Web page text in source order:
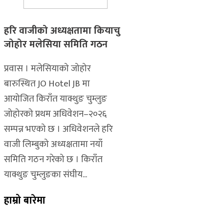
हरि वाजीको अध्यक्षतामा कियाचु
जोहोर मलेसिया समिति गठन
प्रवास । मलेसियाको जोहोर
बारुस्थित JO Hotel JB मा
आयोजित किराँत याक्थुङ चुम्लुङ
जोहोरको प्रथम अधिवेशन–२०२६
सम्पन्न भएको छ । अधिवेशनले हरि
वाजी लिम्बुको अध्यक्षतामा नयाँ
समिति गठन गरेको छ । किराँत
याक्थुङ चुम्लुङका संघीय...
हाम्रो बारेमा